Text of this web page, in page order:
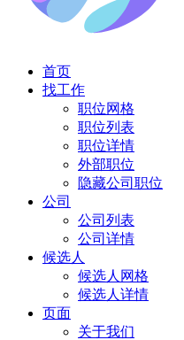
首页
找工作
职位网格
职位列表
职位详情
外部职位
隐藏公司职位
公司
公司列表
公司详情
候选人
候选人网格
候选人详情
页面
关于我们